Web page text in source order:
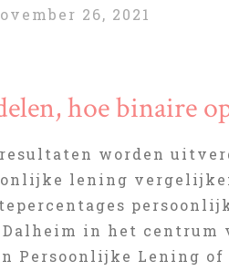
26, 2021
hoe binaire
worden
lening
in het
Persoonlijke Lening